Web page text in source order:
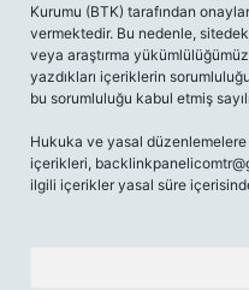
Kurumu (BTK) tarafından
vermektedir. Bu nedenle,
veya araştırma
yazdıkları içeriklerin
bu sorumluluğu kabul etmiş
Hukuka ve yasal düzenlemelere
içerikleri,
ilgili içerikler yasal süre